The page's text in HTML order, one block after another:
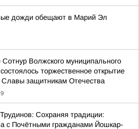
дожди обещают в Марий Эл
Сотнур Волжского муниципального
состоялось торжественное открытие
защитникам Отечества
Сохраняя традиции:
с Почётными гражданами Йошкар-